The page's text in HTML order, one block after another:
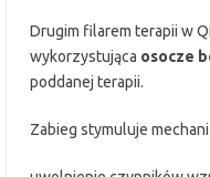
Drugim filarem terapii w
wykorzystująca osocze
poddanej terapii.
Zabieg stymuluje